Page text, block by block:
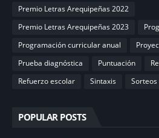
Premio Letras Arequipeñas 2022
Premio Letras Arequipeñas 2023
Programación curricular anual
Prueba diagnóstica
Puntuación
Refuerzo escolar
Sintaxis Sorteos
POPULAR POSTS